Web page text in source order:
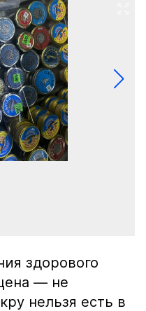
здорового
— не
нельзя есть в